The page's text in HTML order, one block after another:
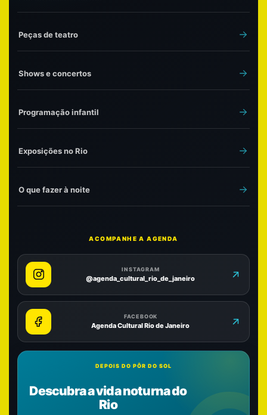
Peças de teatro
Shows e concertos
Programação infantil
Exposições no Rio
O que fazer à noite
ACOMPANHE A AGENDA
INSTAGRAM
@agenda_cultural_rio_de_janeiro
FACEBOOK
Agenda Cultural Rio de Janeiro
DEPOIS DO PÔR DO SOL
Descubra a vida noturna do
Rio